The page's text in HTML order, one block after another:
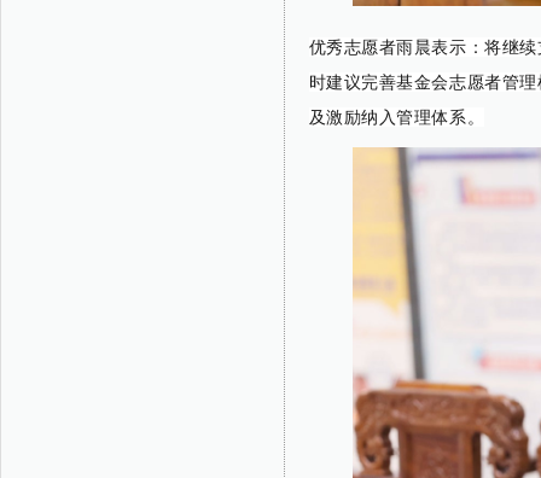
优秀志愿者雨晨表示：将继
时建议完善基金会志愿者管
及激励纳入管理体系。